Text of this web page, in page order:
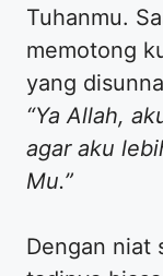
Tuhanmu.
memotong
yang
“Ya Allah,
agar aku
Mu.”
​Dengan niat